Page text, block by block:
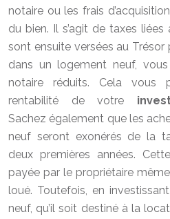
notaire ou les frais
du bien. Il s’agit de taxes liées
sont ensuite versées au Trésor
dans un logement neuf,
notaire réduits. Cela vous
rentabilité de votre
Sachez également que les
neuf seront exonérés de la
deux premières années.
payée par le propriétaire
loué. Toutefois, en
neuf, qu’il soit destiné à la